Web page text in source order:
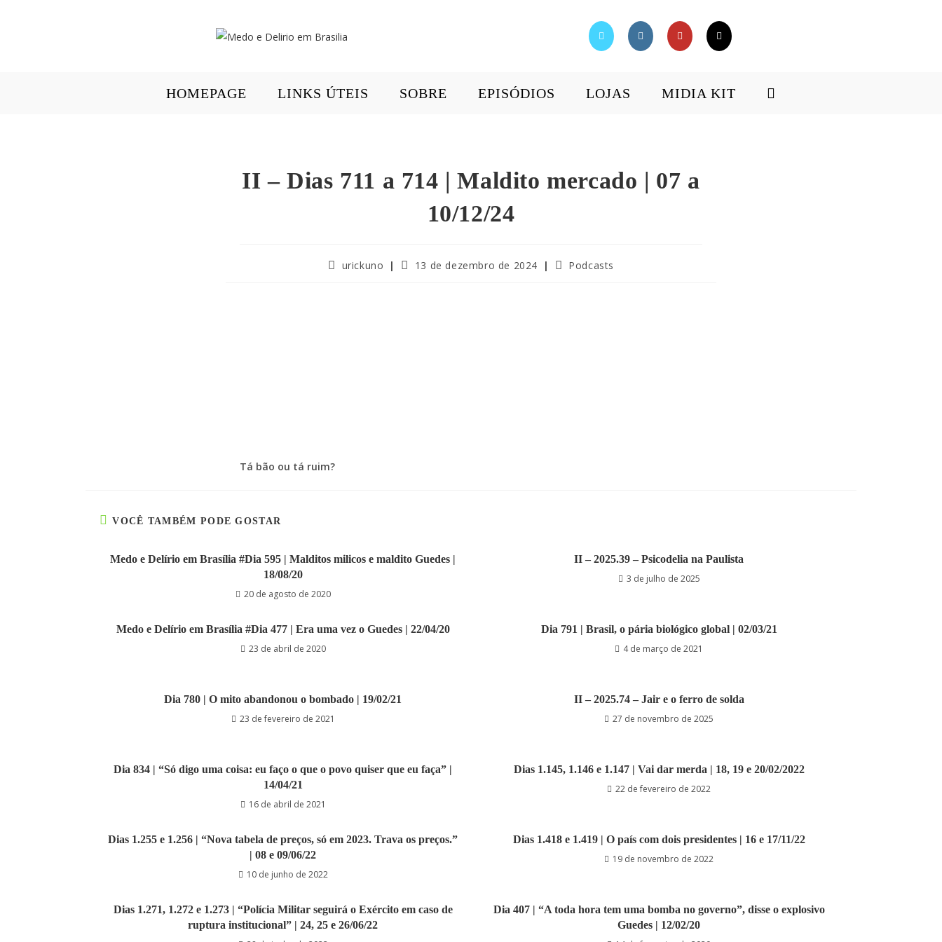
HOMEPAGE LINKS ÚTEIS SOBRE EPISÓDIOS LOJAS MIDIA KIT
II – Dias 711 a 714 | Maldito mercado | 07 a
10/12/24
urickuno 13 de dezembro de 2024 Podcasts
Tá bão ou tá ruim?
VOCÊ TAMBÉM PODE GOSTAR
Medo e Delírio em Brasília #Dia 595 | Malditos milicos e maldito Guedes |
18/08/20
20 de agosto de 2020
II – 2025.39 – Psicodelia na Paulista
3 de julho de 2025
Medo e Delírio em Brasília #Dia 477 | Era uma vez o Guedes | 22/04/20
23 de abril de 2020
Dia 791 | Brasil, o pária biológico global | 02/03/21
4 de março de 2021
Dia 780 | O mito abandonou o bombado | 19/02/21
23 de fevereiro de 2021
II – 2025.74 – Jair e o ferro de solda
27 de novembro de 2025
Dia 834 | “Só digo uma coisa: eu faço o que o povo quiser que eu faça” |
14/04/21
16 de abril de 2021
Dias 1.145, 1.146 e 1.147 | Vai dar merda | 18, 19 e 20/02/2022
22 de fevereiro de 2022
Dias 1.255 e 1.256 | “Nova tabela de preços, só em 2023. Trava os preços.”
| 08 e 09/06/22
10 de junho de 2022
Dias 1.418 e 1.419 | O país com dois presidentes | 16 e 17/11/22
19 de novembro de 2022
Dias 1.271, 1.272 e 1.273 | “Polícia Militar seguirá o Exército em caso de
ruptura institucional” | 24, 25 e 26/06/22
Dia 407 | “A toda hora tem uma bomba no governo”, disse o explosivo
Guedes | 12/02/20